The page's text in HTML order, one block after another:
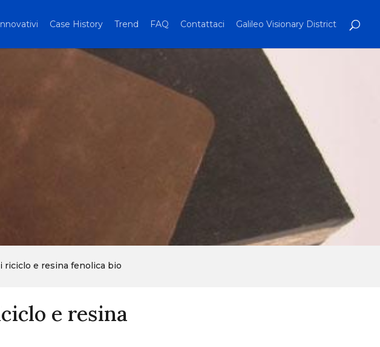
Case History Trend FAQ Contattaci Galileo Visionary District
riciclo e resina fenolica bio
e resina